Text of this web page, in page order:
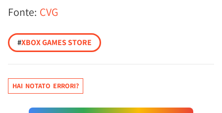
Fonte: CVG
#XBOX GAMES STORE
HAI NOTATO ERRORI?